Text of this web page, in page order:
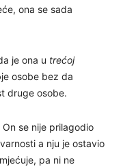
ona se sada
je ona u trećoj
osobe bez da
druge osobe.
se nije prilagodio
a nju je ostavio
pa ni ne